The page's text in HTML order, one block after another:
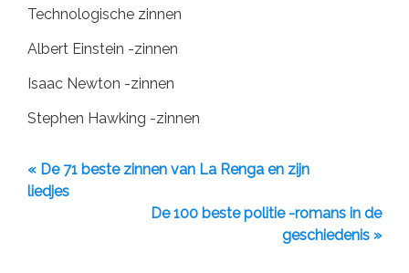
Technologische zinnen
Albert Einstein -zinnen
Isaac Newton -zinnen
Stephen Hawking -zinnen
« De 71 beste zinnen van La Renga en zijn
liedjes
De 100 beste politie -romans in de
geschiedenis »